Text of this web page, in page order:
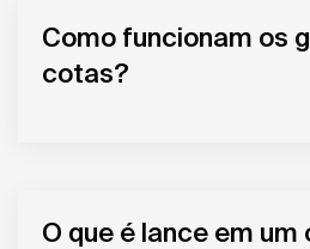
Como funcionam os
cotas?
O que é lance em